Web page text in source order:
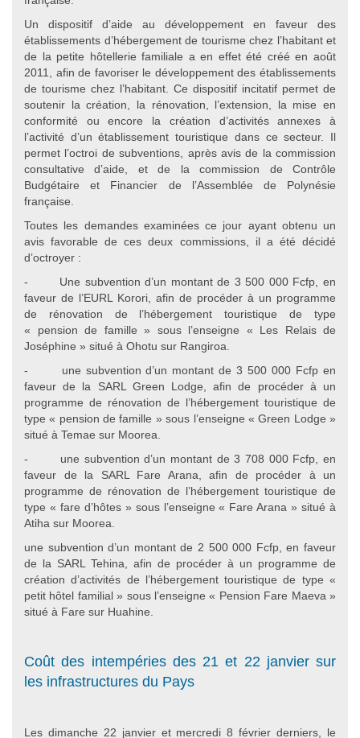
Un dispositif d’aide au développement en faveur des
établissements d’hébergement de tourisme chez l’habitant et
de la petite hôtellerie familiale a en effet été créé en août
2011, afin de favoriser le développement des établissements
de tourisme chez l’habitant. Ce dispositif incitatif permet de
soutenir la création, la rénovation, l’extension, la mise en
conformité ou encore la création d’activités annexes à
l’activité d’un établissement touristique dans ce secteur. Il
permet l’octroi de subventions, après avis de la commission
consultative d’aide, et de la commission de Contrôle
Budgétaire et Financier de l’Assemblée de Polynésie
française.
Toutes les demandes examinées ce jour ayant obtenu un
avis favorable de ces deux commissions, il a été décidé
d’octroyer :
- Une subvention d’un montant de 3 500 000 Fcfp, en
faveur de l’EURL Korori, afin de procéder à un programme
de rénovation de l’hébergement touristique de type
« pension de famille » sous l’enseigne « Les Relais de
Joséphine » situé à Ohotu sur Rangiroa.
- une subvention d’un montant de 3 500 000 Fcfp en
faveur de la SARL Green Lodge, afin de procéder à un
programme de rénovation de l’hébergement touristique de
type « pension de famille » sous l’enseigne « Green Lodge »
situé à Temae sur Moorea.
- une subvention d’un montant de 3 708 000 Fcfp, en
faveur de la SARL Fare Arana, afin de procéder à un
programme de rénovation de l’hébergement touristique de
type « fare d’hôtes » sous l’enseigne « Fare Arana » situé à
Atiha sur Moorea.
une subvention d’un montant de 2 500 000 Fcfp, en faveur
de la SARL Tehina, afin de procéder à un programme de
création d’activités de l’hébergement touristique de type «
petit hôtel familial » sous l’enseigne « Pension Fare Maeva »
situé à Fare sur Huahine.
Coût des intempéries des 21 et 22 janvier sur
les infrastructures du Pays
Les dimanche 22 janvier et mercredi 8 février derniers, le